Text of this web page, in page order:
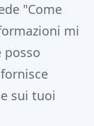
"Come
mi
posso
sui tuoi